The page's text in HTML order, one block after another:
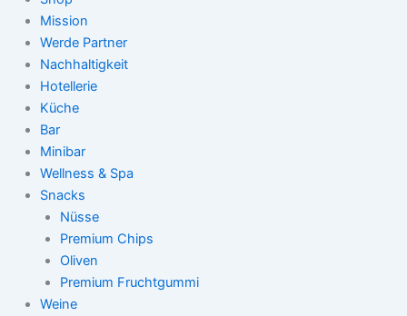
Mission
Werde Partner
Nachhaltigkeit
Hotellerie
Küche
Bar
Minibar
Wellness & Spa
Snacks
Nüsse
Premium Chips
Oliven
Premium Fruchtgummi
Weine